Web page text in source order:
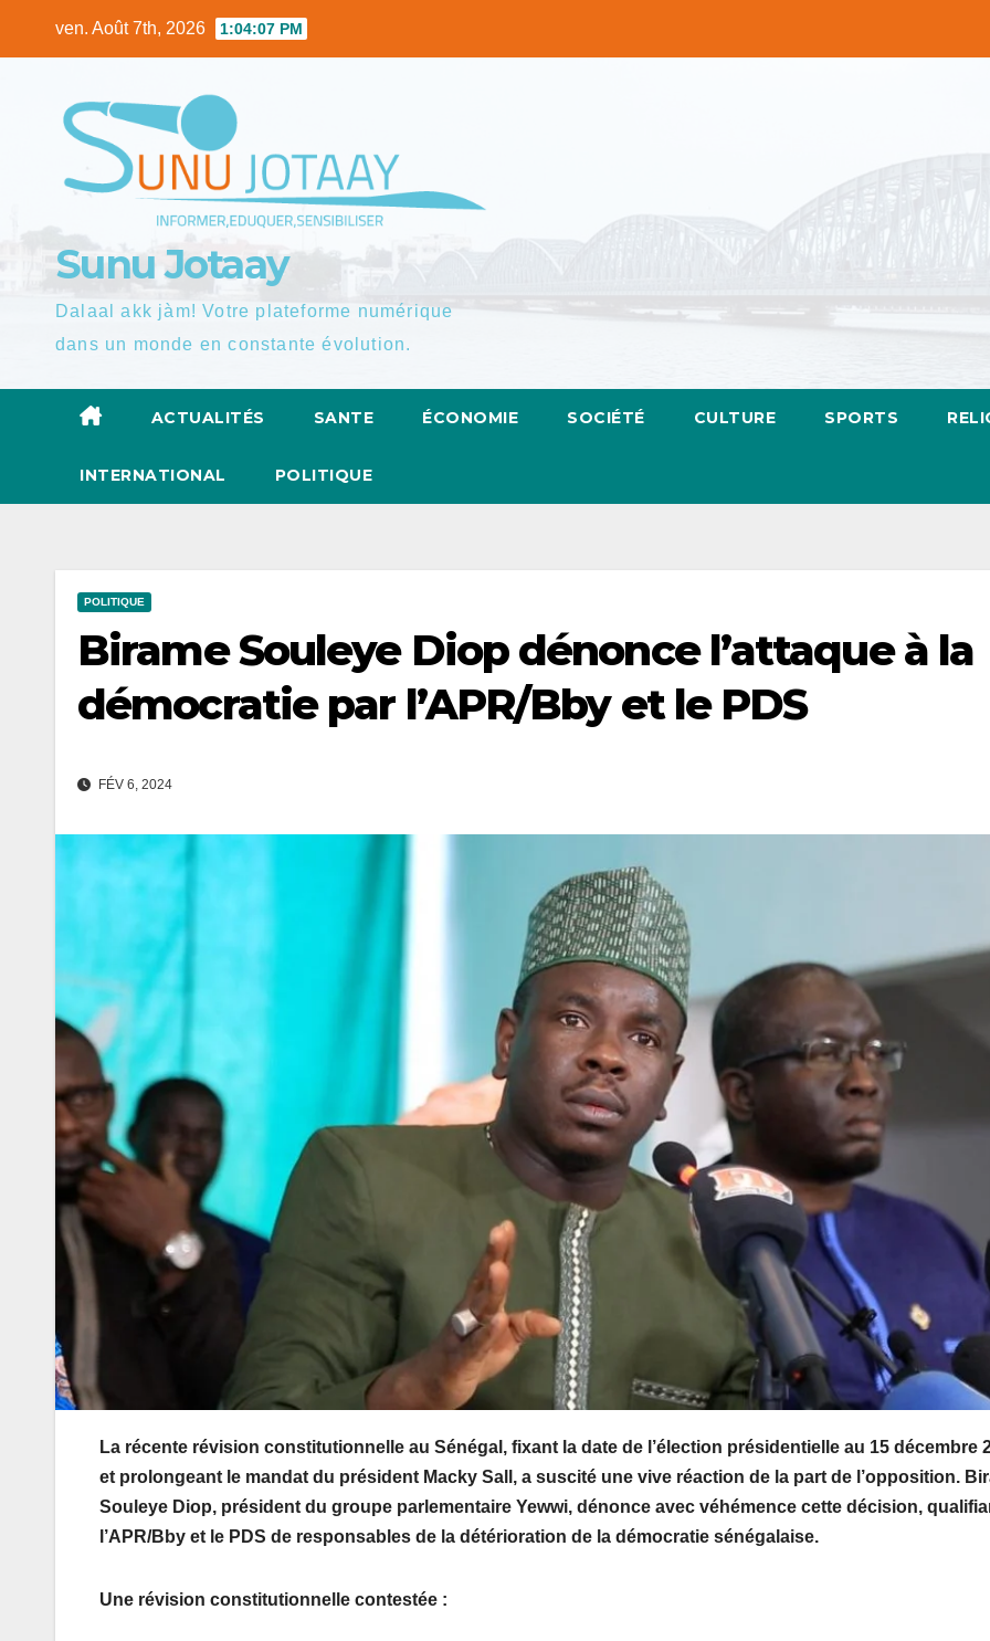
ven. Août 7th, 2026 1:04:09 PM
Sunu Jotaay
Dalaal akk jàm! Votre plateforme numérique
dans un monde en constante évolution.
ACTUALITÉS SANTE ÉCONOMIE SOCIÉTÉ CULTURE SPORTS
INTERNATIONAL POLITIQUE
POLITIQUE
Birame Souleye Diop dénonce l’attaque à la
démocratie par l’APR/Bby et le PDS
FÉV 6, 2024
La récente révision constitutionnelle au Sénégal, fixant la date de l’élection présidentielle au 15 décembre
et prolongeant le mandat du président Macky Sall, a suscité une vive réaction de la part de l’opposition.
Souleye Diop, président du groupe parlementaire Yewwi, dénonce avec véhémence cette décision,
l’APR/Bby et le PDS de responsables de la détérioration de la démocratie sénégalaise.
Une révision constitutionnelle contestée :